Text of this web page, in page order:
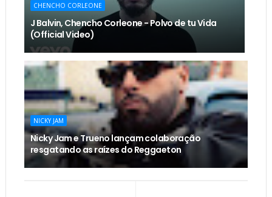
CHENCHO CORLEONE
J Balvin, Chencho Corleone - Polvo de tu Vida
(Official Video)
NICKY JAM
Nicky Jam e Trueno lançam colaboração
resgatando as raízes do Reggaeton